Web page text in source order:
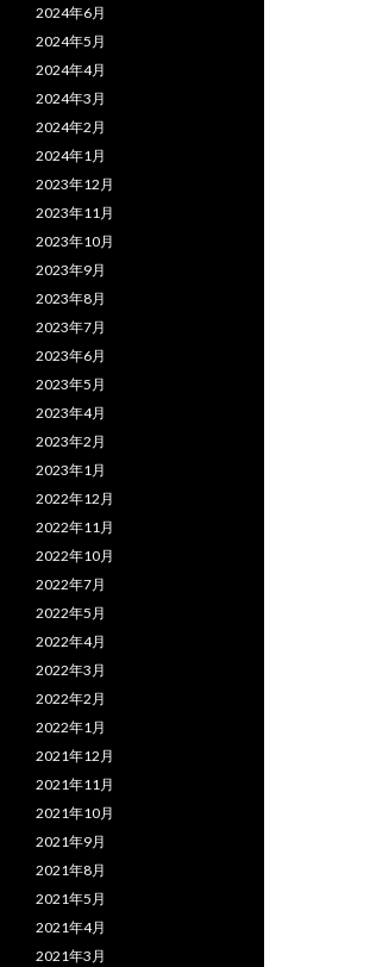
2024年6月
2024年5月
2024年4月
2024年3月
2024年2月
2024年1月
2023年12月
2023年11月
2023年10月
2023年9月
2023年8月
2023年7月
2023年6月
2023年5月
2023年4月
2023年2月
2023年1月
2022年12月
2022年11月
2022年10月
2022年7月
2022年5月
2022年4月
2022年3月
2022年2月
2022年1月
2021年12月
2021年11月
2021年10月
2021年9月
2021年8月
2021年5月
2021年4月
2021年3月